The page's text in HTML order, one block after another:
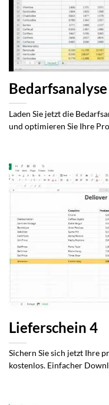
Bedarfsanalyse
Laden Sie jetzt die
und optimieren Sie Ihre
Lieferschein 4
Sichern Sie sich jetzt Ihre
kostenlos. Einfacher